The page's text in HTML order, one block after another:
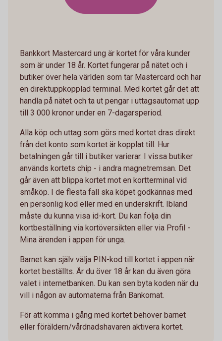
Bankkort Mastercard ung är kortet för våra kunder
som är under 18 år. Kortet fungerar på nätet och i
butiker över hela världen som tar Mastercard och har
en direktuppkopplad terminal. Med kortet går det att
handla på nätet och ta ut pengar i uttagsautomat upp
till 3 000 kronor under en 7-dagarsperiod.
Alla köp och uttag som görs med kortet dras direkt
från det konto som kortet är kopplat till. Hur
betalningen går till i butiker varierar. I vissa butiker
används kortets chip - i andra magnetremsan. Det
går även att blippa kortet mot en kortterminal vid
småköp. I de flesta fall ska köpet godkännas med
en personlig kod eller med en underskrift. Ibland
måste du kunna visa id-kort. Du kan följa din
kortbeställning via kortöversikten eller via Profil -
Mina ärenden i appen för unga.
Barnet kan själv välja PIN-kod till kortet i appen när
kortet beställts. Är du över 18 år kan du även göra
valet i internetbanken. Du kan sen byta koden när du
vill i någon av automaterna från Bankomat.
För att komma i gång med kortet behöver barnet
eller föräldern/vårdnadshavaren aktivera kortet.